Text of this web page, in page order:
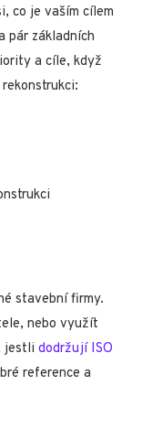
co je vaším cílem
pár základních
a cíle, když
stavební firmy.
nebo využít
jestli dodržují ISO
reference a